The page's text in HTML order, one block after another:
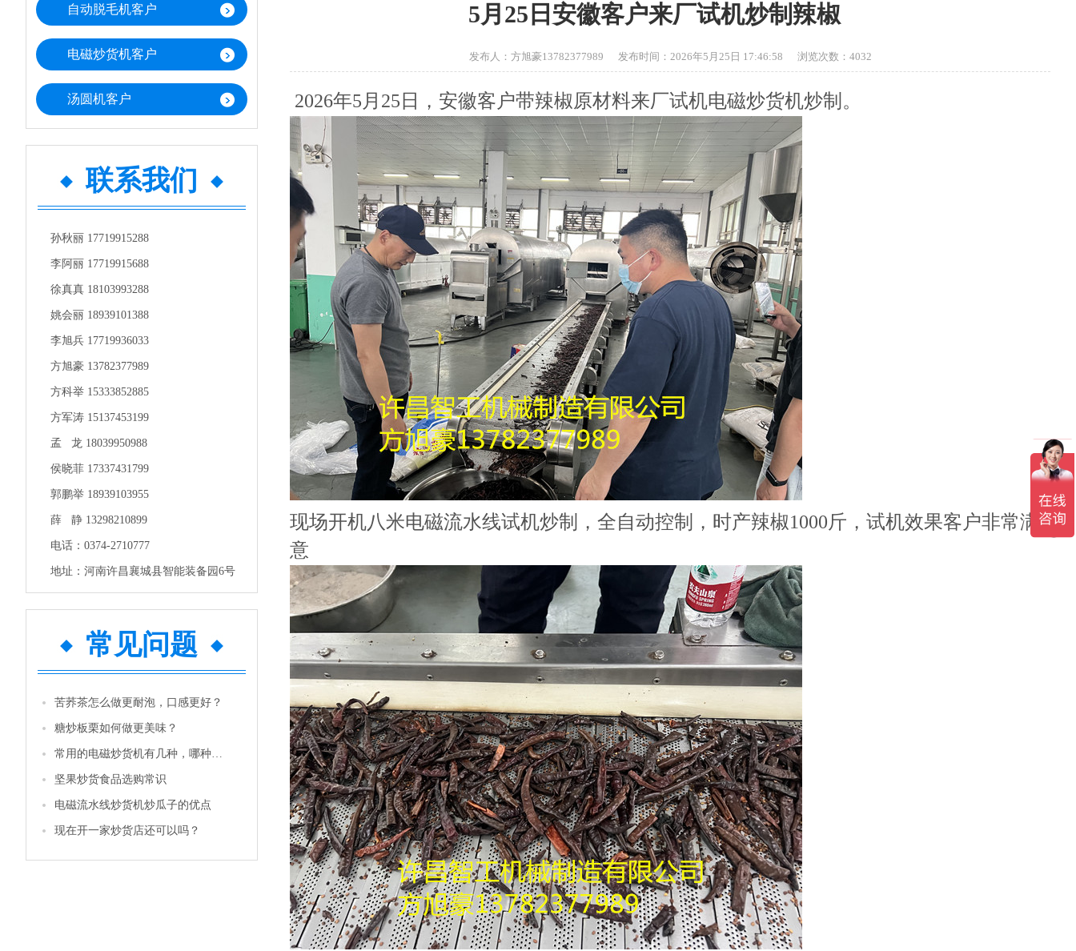
自动脱毛机客户
电磁炒货机客户
汤圆机客户
联系我们
孙秋丽 17719915288
李阿丽 17719915688
徐真真 18103993288
姚会丽 18939101388
李旭兵 17719936033
方旭豪 13782377989
方科举 15333852885
方军涛 15137453199
孟 龙 18039950988
侯晓菲 17337431799
郭鹏举 18939103955
薛 静 13298210899
电话：0374-2710777
地址：河南许昌襄城县智能装备园6号
常见问题
苦荞茶怎么做更耐泡，口感更好？
糖炒板栗如何做更美味？
常用的电磁炒货机有几种，哪种性价比更高一些？
坚果炒货食品选购常识
电磁流水线炒货机炒瓜子的优点
现在开一家炒货店还可以吗？
5月25日安徽客户来厂试机炒制辣椒
发布人：方旭豪13782377989 发布时间：2026年5月25日 17:46:58 浏览次数：4032
2026年5月25日，安徽客户带辣椒原材料来厂试机电磁炒货机炒制。
现场开机八米电磁流水线试机炒制，全自动控制，时产辣椒1000斤，试机效果客户非常满
意